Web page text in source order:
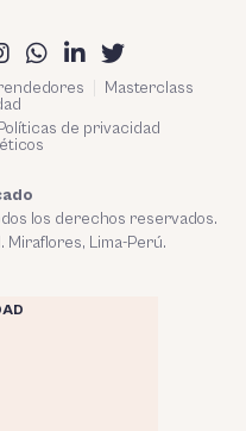
Masterclass
Políticas de privacidad
los derechos reservados.
Miraflores, Lima-Perú.